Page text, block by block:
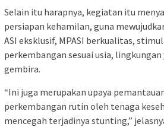
Selain itu harapnya, kegiatan itu
persiapan kehamilan, guna
ASI eksklusif, MPASI berkualitas,
perkembangan sesuai usia, lingkungan
gembira.
“Ini juga merupakan upaya
perkembangan rutin oleh tenaga
mencegah terjadinya stunting,”